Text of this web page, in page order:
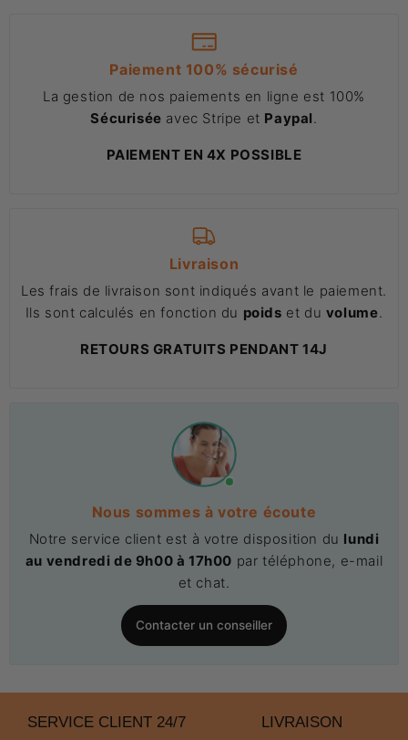
Paiement 100% sécurisé
La gestion de nos paiements en ligne est 100%
Sécurisée avec Stripe et Paypal
PAIEMENT EN 4X POSSIBLE
Livraison
Les frais de livraison sont indiqués avant le paiement.
Ils sont calculés en fonction du poids et du volume
RETOURS GRATUITS PENDANT 14J
Nous sommes à votre écoute
Notre service client est à votre disposition du lundi
au vendredi de 9h00 à 17h00 par téléphone, e-mail
et chat.
Contacter un conseiller
SERVICE CLIENT 24/7 LIVRAISON